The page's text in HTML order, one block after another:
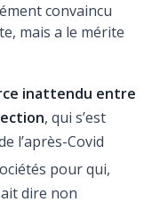
convaincu
mais a le mérite
inattendu entre
, qui s’est
l’après-Covid
pour qui,
dire non